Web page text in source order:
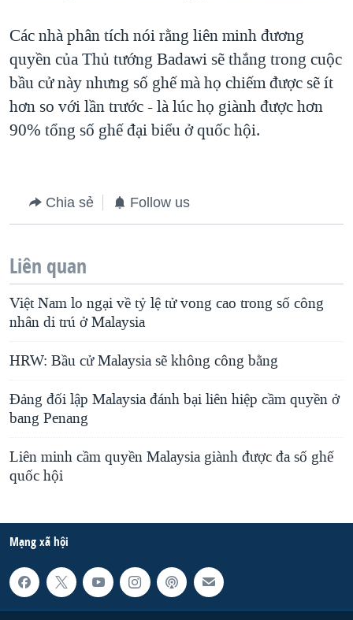
Các nhà phân tích nói rằng liên minh đương
quyền của Thủ tướng Badawi sẽ thắng trong cuộc
bầu cử này nhưng số ghế mà họ chiếm được sẽ ít
hơn so với lần trước - là lúc họ giành được hơn
90% tổng số ghế đại biểu ở quốc hội.
Chia sẻ Follow us
Liên quan
Việt Nam lo ngại về tỷ lệ tử vong cao trong số công
nhân di trú ở Malaysia
HRW: Bầu cử Malaysia sẽ không công bằng
Đảng đối lập Malaysia đánh bại liên hiệp cầm quyền ở
bang Penang
Liên minh cầm quyền Malaysia giành được đa số ghế
quốc hội
Mạng xã hội